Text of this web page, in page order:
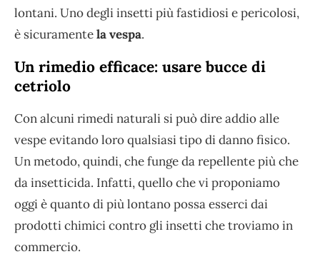
lontani. Uno degli insetti più fastidiosi e pericolosi,
è sicuramentela vespa.
Un rimedio efficace: usare bucce di
cetriolo
Con alcuni rimedi naturali si può dire addio alle
vespe evitando loro qualsiasi tipo di danno fisico.
Un metodo, quindi, che funge da repellente più che
da insetticida. Infatti, quello che vi proponiamo
oggi è quanto di più lontano possa esserci dai
prodotti chimici contro gli insetti che troviamo in
commercio.